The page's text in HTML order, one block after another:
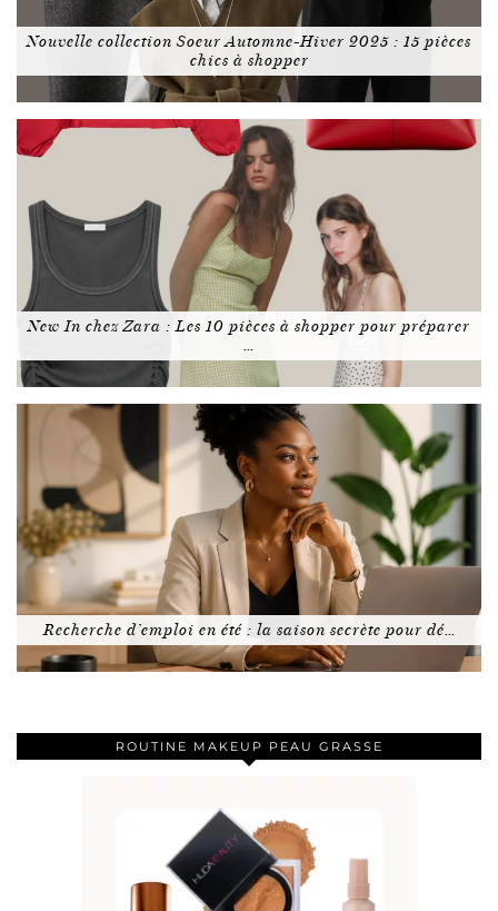
Nouvelle collection Soeur Automne-Hiver 2025 : 15 pièces
chics à shopper
New In chez Zara : Les 10 pièces à shopper pour préparer
…
Recherche d’emploi en été : la saison secrète pour dé…
ROUTINE MAKEUP PEAU GRASSE